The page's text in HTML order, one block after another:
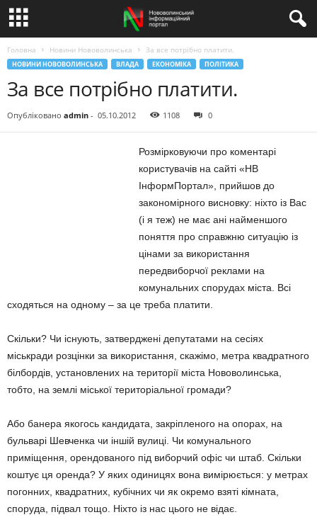
Головна Новини Нововолинська За все потрібно платити.
НОВИНИ НОВОВОЛИНСЬКА ВЛАДА ЕКОНОМІКА ПОЛІТИКА
За все потрібно платити.
Опубліковано admin - 05.10.2012 1108 0
Розмірковуючи про коментарі
користувачів на сайті «НВ
ІнформПортал», прийшов до
закономірного висновку: ніхто із Вас
(і я теж) не має ані найменшого
поняття про справжню ситуацію із
цінами за використання
передвиборчої реклами на
комунальних спорудах міста. Всі
сходяться на одному – за це треба платити.
Скільки? Чи існують, затверджені депутатами на сесіях
міськради розцінки за використання, скажімо, метра квадратного
білбордів, установлених на території міста Нововолинська,
тобто, на землі міської територіальної громади?
Або банера якогось кандидата, закріпленого на опорах, на
бульварі Шевченка чи іншій вулиці. Чи комунального
приміщення, орендованого під виборчий офіс чи штаб. Скільки
коштує ця оренда? У яких одиницях вона вимірюється: у метрах
погонних, квадратних, кубічних чи як окремо взяті кімната,
споруда, підвал тощо. Ніхто із нас цього не відає.